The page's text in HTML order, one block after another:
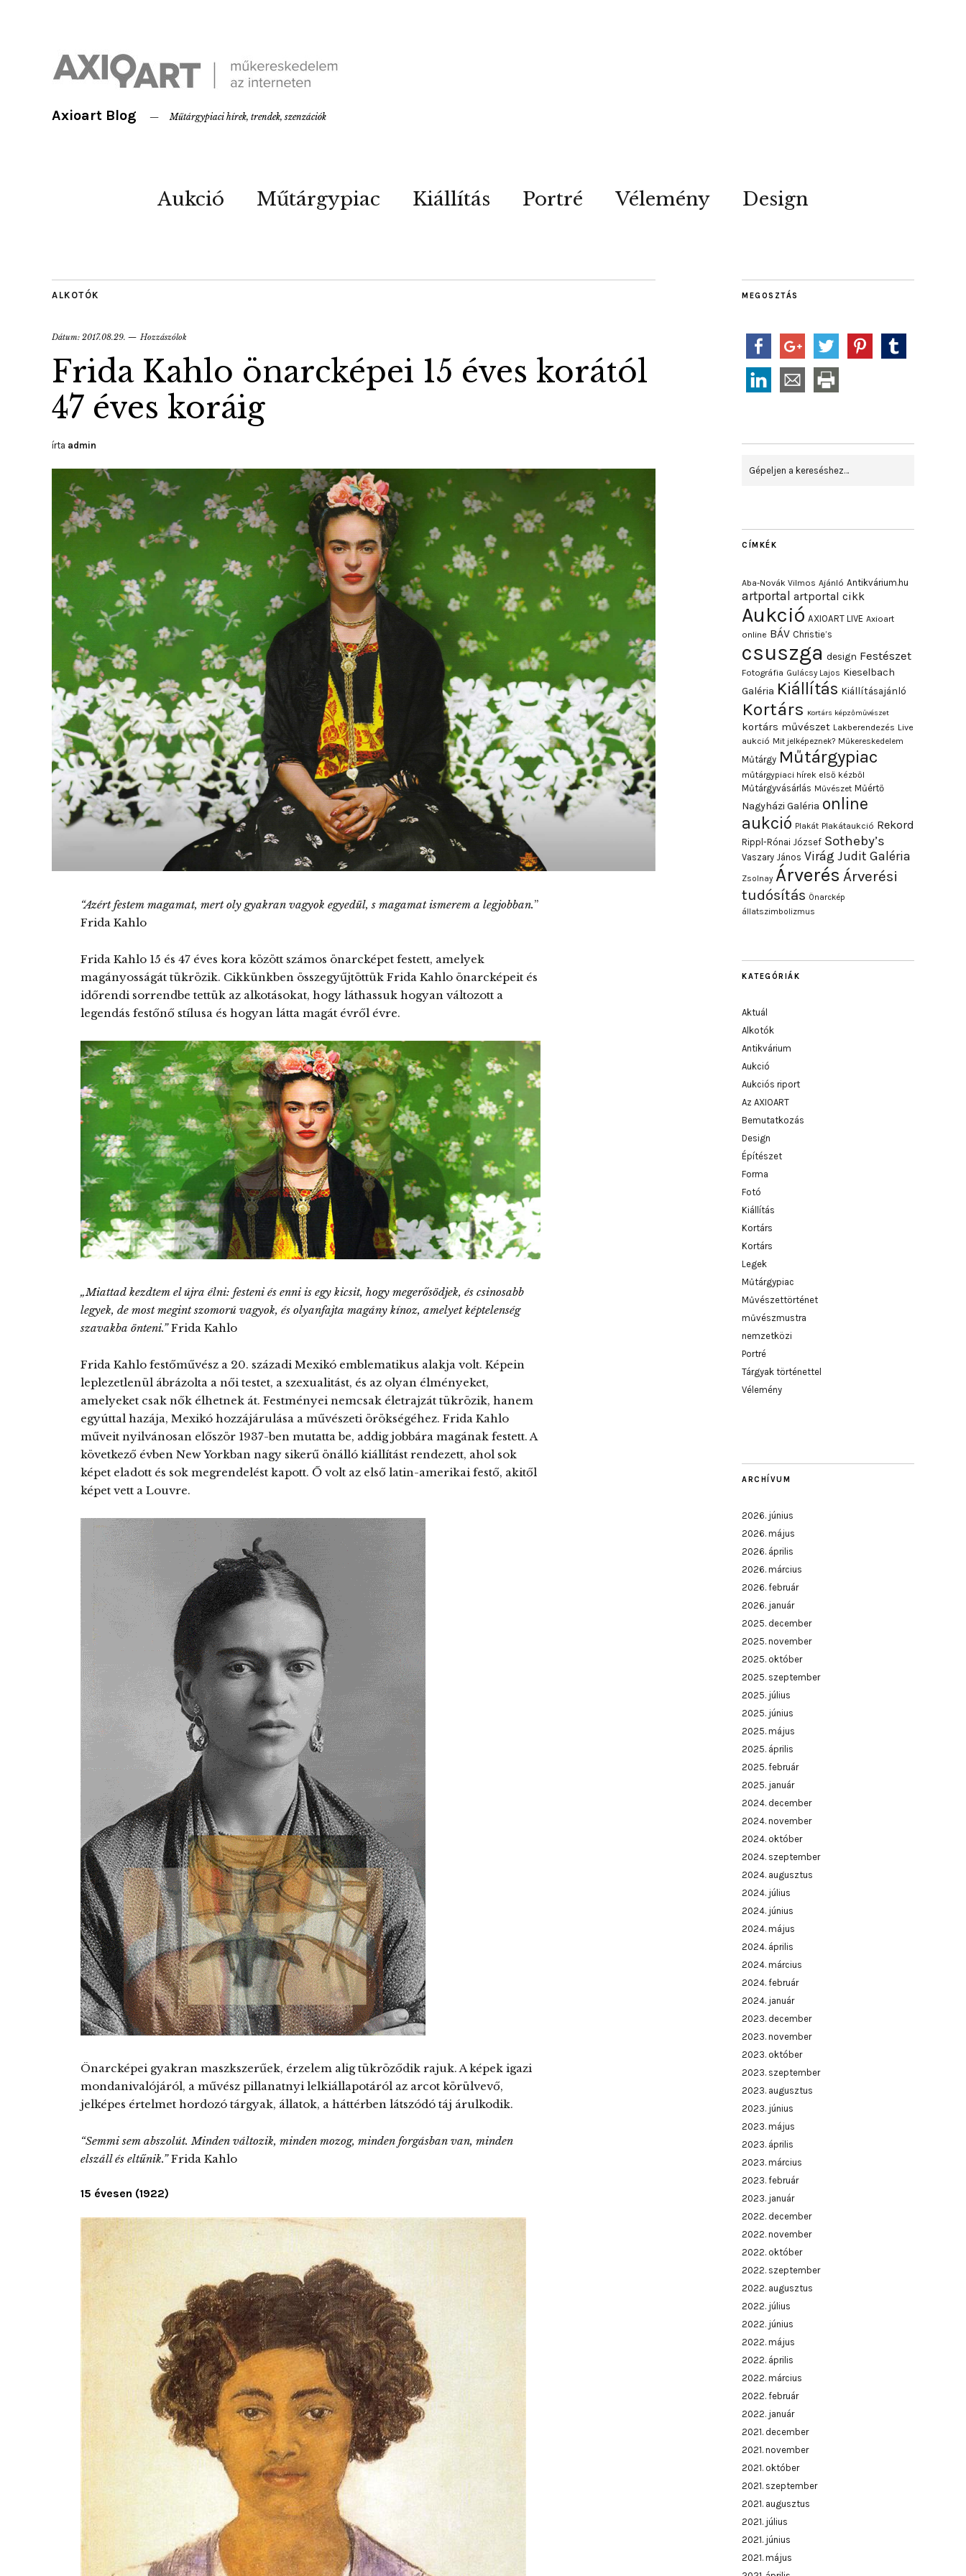
Axioart Blog Műtárgypiaci hírek, trendek, szenzációk
Aukció Műtárgypiac Kiállítás Portré Vélemény Design
ALKOTÓK
Dátum: 2017.08.29. Hozzászólok
Frida Kahlo önarcképei 15 éves korától
47 éves koráig
írta admin
“Azért festem magamat, mert oly gyakran vagyok egyedül, s magamat ismerem a legjobban.”
Frida Kahlo
Frida Kahlo 15 és 47 éves kora között számos önarcképet festett, amelyek
magányosságát tükrözik. Cikkünkben összegyűjtöttük Frida Kahlo önarcképeit és
időrendi sorrendbe tettük az alkotásokat, hogy láthassuk hogyan változott a
legendás festőnő stílusa és hogyan látta magát évről évre.
„Miattad kezdtem el újra élni: festeni és enni is egy kicsit, hogy megerősödjek, és csinosabb
legyek, de most megint szomorú vagyok, és olyanfajta magány kínoz, amelyet képtelenség
szavakba önteni.”Frida Kahlo
Frida Kahlo festőművész a 20. századi Mexikó emblematikus alakja volt. Képein
leplezetlenül ábrázolta a női testet, a szexualitást, és az olyan élményeket,
amelyeket csak nők élhetnek át. Festményei nemcsak életrajzát tükrözik, hanem
egyúttal hazája, Mexikó hozzájárulása a művészeti örökségéhez. Frida Kahlo
műveit nyilvánosan először 1937-ben mutatta be, addig jobbára magának festett. A
következő évben New Yorkban nagy sikerű önálló kiállítást rendezett, ahol sok
képet eladott és sok megrendelést kapott. Ő volt az első latin-amerikai festő, akitől
képet vett a Louvre.
Önarcképei gyakran maszkszerűek, érzelem alig tükröződik rajuk. A képek igazi
mondanivalójáról, a művész pillanatnyi lelkiállapotáról az arcot körülvevő,
jelképes értelmet hordozó tárgyak, állatok, a háttérben látszódó táj árulkodik.
“Semmi sem abszolút. Minden változik, minden mozog, minden forgásban van, minden
elszáll és eltűnik.”Frida Kahlo
15 évesen (1922)
MEGOSZTÁS
CÍMKÉK
Aba-Novák Vilmos Ajánló Antikvárium.hu
artportal artportal cikk
Aukció AXIOART LIVE Axioart
online BÁV Christie’s
csuszga design Festészet
Fotográfia Gulácsy Lajos Kieselbach
Galéria Kiállítás Kiállításajánló
Kortárs Kortárs képzőművészet
kortárs művészet Lakberendezés Live
aukció Mit jelképeznek? Műkereskedelem
Műtárgy Műtárgypiac
műtárgypiaci hírek első kézből
Műtárgyvásárlás Művészet Műértő
Nagyházi Galéria online
aukció Plakát Plakátaukció Rekord
Rippl-Rónai József Sotheby’s
Vaszary János Virág Judit Galéria
Zsolnay Árverés Árverési
tudósítás Önarckép
állatszimbolizmus
KATEGÓRIÁK
Aktuál
Alkotók
Antikvárium
Aukció
Aukciós riport
Az AXIOART
Bemutatkozás
Design
Építészet
Forma
Fotó
Kiállítás
Kortárs
Kortárs
Legek
Műtárgypiac
Művészettörténet
művészmustra
nemzetközi
Portré
Tárgyak történettel
Vélemény
ARCHÍVUM
2026. június
2026. május
2026. április
2026. március
2026. február
2026. január
2025. december
2025. november
2025. október
2025. szeptember
2025. július
2025. június
2025. május
2025. április
2025. február
2025. január
2024. december
2024. november
2024. október
2024. szeptember
2024. augusztus
2024. július
2024. június
2024. május
2024. április
2024. március
2024. február
2024. január
2023. december
2023. november
2023. október
2023. szeptember
2023. augusztus
2023. június
2023. május
2023. április
2023. március
2023. február
2023. január
2022. december
2022. november
2022. október
2022. szeptember
2022. augusztus
2022. július
2022. június
2022. május
2022. április
2022. március
2022. február
2022. január
2021. december
2021. november
2021. október
2021. szeptember
2021. augusztus
2021. július
2021. június
2021. május